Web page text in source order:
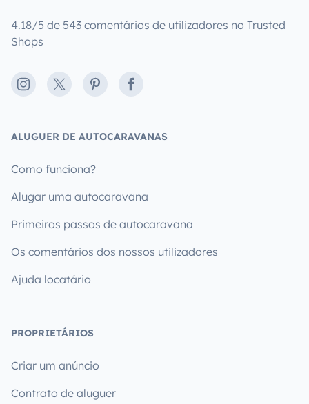
4.18/5 de 543 comentários de utilizadores no Trusted
Shops
Instagram
X PinterestFacebook
ALUGUER DE AUTOCARAVANAS
Como funciona?
Alugar uma autocaravana
Primeiros passos de autocaravana
Os comentários dos nossos utilizadores
Ajuda locatário
PROPRIETÁRIOS
Criar um anúncio
Contrato de aluguer